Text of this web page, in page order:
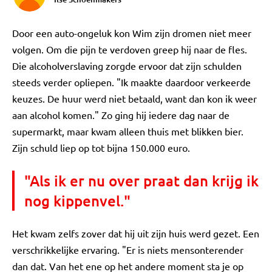
Door een auto-ongeluk kon Wim zijn dromen niet meer
volgen. Om die pijn te verdoven greep hij naar de fles.
Die alcoholverslaving zorgde ervoor dat zijn schulden
steeds verder opliepen. "Ik maakte daardoor verkeerde
keuzes. De huur werd niet betaald, want dan kon ik weer
aan alcohol komen." Zo ging hij iedere dag naar de
supermarkt, maar kwam alleen thuis met blikken bier.
Zijn schuld liep op tot bijna 150.000 euro.
"Als ik er nu over praat dan krijg ik
nog kippenvel."
Het kwam zelfs zover dat hij uit zijn huis werd gezet. Een
verschrikkelijke ervaring. "Er is niets mensonterender
dan dat. Van het ene op het andere moment sta je op